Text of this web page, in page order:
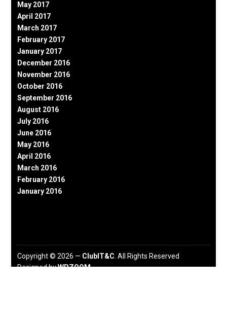
May 2017
April 2017
March 2017
February 2017
January 2017
December 2016
November 2016
October 2016
September 2016
August 2016
July 2016
June 2016
May 2016
April 2016
March 2016
February 2016
January 2016
Copyright © 2026 — ClubIT&C. All Rights Reserved
Designed byWPZOOM